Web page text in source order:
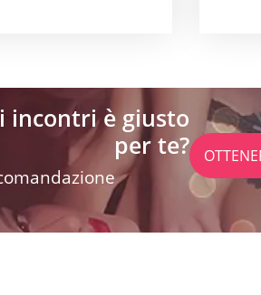
incontri è giusto
per te?